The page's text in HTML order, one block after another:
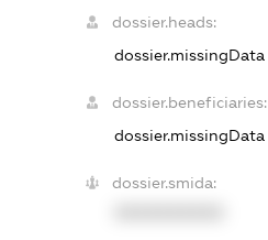
dossier.heads:
dossier.missingData
dossier.beneficiaries:
dossier.missingData
dossier.smida: